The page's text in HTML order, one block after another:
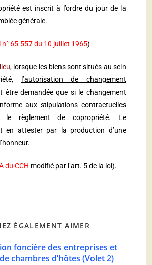
est inscrit à l’ordre du jour de la
générale.
65-557 du 10 juillet 1965)
, lorsque les biens sont situés au sein
l’autorisation de changement
être demandée que si le changement
aux stipulations contractuelles
le règlement de copropriété. Le
en attester par la production d’une
du CCH modifié par l’art. 5 de la loi).
ÉGALEMENT AIMER
foncière des entreprises et
chambres d’hôtes (Volet 2)